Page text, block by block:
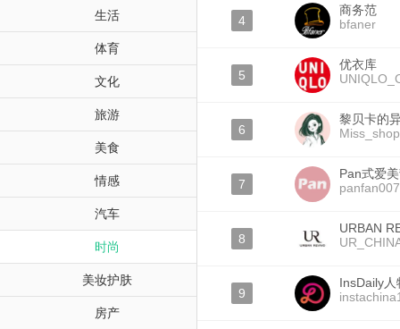
生活
体育
文化
旅游
美食
情感
汽车
时尚
美妆护肤
房产
4
商务范
bfaner
5
优衣库
6
黎贝卡的
7
Pan式爱
panfan007
8
URBAN
9
InsDaily人